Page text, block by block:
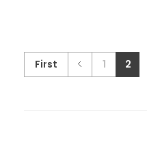
First 1 2